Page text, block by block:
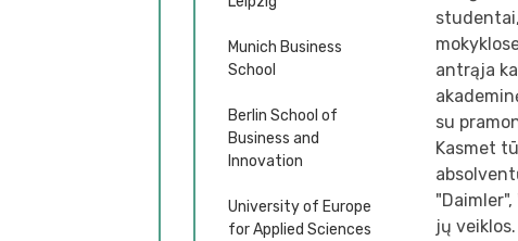
Munich Business
School
Berlin School of
Business and
Innovation
University of Europe
for Applied Sciences
antrąja
su
Kasmet
jų